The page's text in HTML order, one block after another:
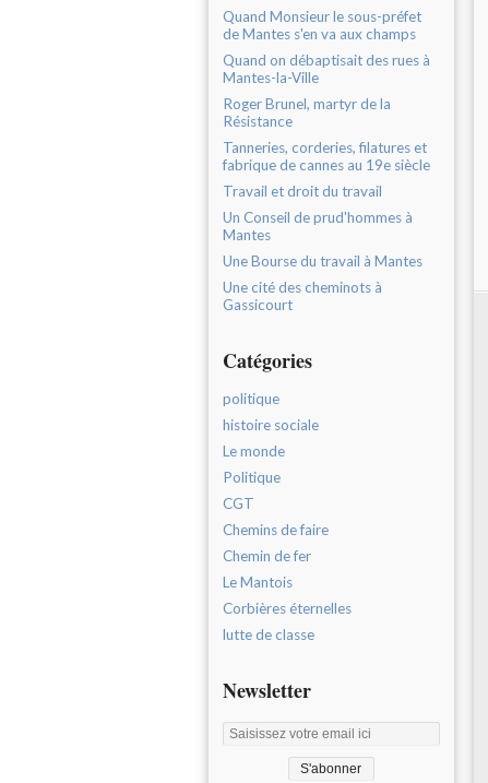
Quand Monsieur le sous-préfet
de Mantes s'en va aux champs
Quand on débaptisait des rues à
Mantes-la-Ville
Roger Brunel, martyr de la
Résistance
Tanneries, corderies, filatures et
fabrique de cannes au 19e siècle
Travail et droit du travail
Un Conseil de prud'hommes à
Mantes
Une Bourse du travail à Mantes
Une cité des cheminots à
Gassicourt
Catégories
politique
histoire sociale
Le monde
Politique
CGT
Chemins de faire
Chemin de fer
Le Mantois
Corbières éternelles
lutte de classe
Newsletter